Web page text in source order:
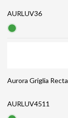
AURLUV36
Aurora Griglia
AURLUV4511